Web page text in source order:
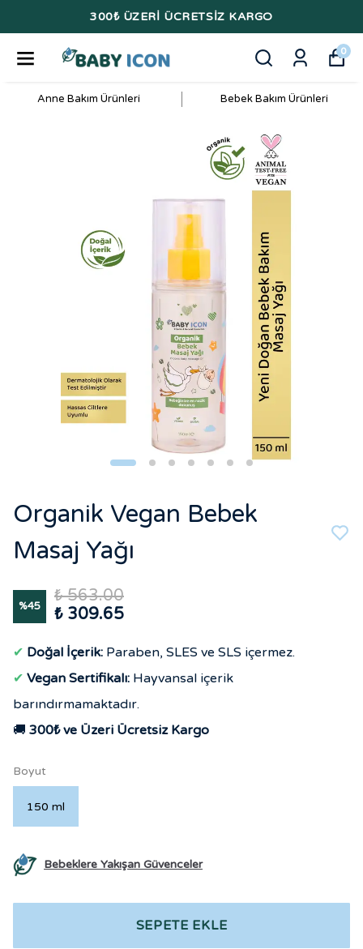
300₺ ÜZERİ ÜCRETSİZ KARGO
0
Anne Bakım Ürünleri Bebek Bakım Ürünleri
Organik Vegan Bebek
Masaj Yağı
%45
₺ 563.00
₺ 309.65
✔ Doğal İçerik: Paraben, SLES ve SLS içermez.
✔ Vegan Sertifikalı: Hayvansal içerik
barındırmamaktadır.
🚚 300₺ ve Üzeri Ücretsiz Kargo
Boyut
150 ml
Bebeklere Yakışan Güvenceler
SEPETE EKLE